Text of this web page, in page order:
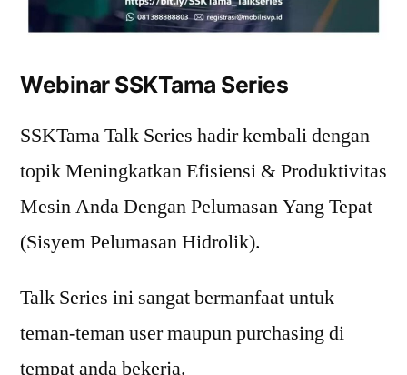
Webinar SSKTama Series
SSKTama Talk Series hadir kembali dengan
topik Meningkatkan Efisiensi & Produktivitas
Mesin Anda Dengan Pelumasan Yang Tepat
(Sisyem Pelumasan Hidrolik).
Talk Series ini sangat bermanfaat untuk
teman-teman user maupun purchasing di
tempat anda bekerja.